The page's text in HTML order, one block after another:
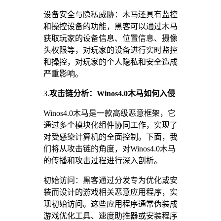
设备安全与隐私威胁：木马还具有监控
和操控设备的功能，黑客可以通过木马
获取玩家的设备信息、位置信息、摄像
头权限等，对玩家的设备进行实时监控
和操控，对玩家的个人隐私和安全造成
严重影响。
3.攻击链分析：Winos4.0木马如何入侵
Winos4.0木马是一款高级恶意框架，它
通过多个模块化组件协同工作，实现了
对受感染计算机的全面控制。下面，我
们将从攻击链的角度，对Winos4.0木马
的传播和攻击过程进行深入剖析。
初始访问：黑客通过分发专为优化或安
装而设计的游戏相关恶意应用程序，实
现初始访问。这些应用程序通常伪装成
游戏优化工具、速度助推器或安装程序